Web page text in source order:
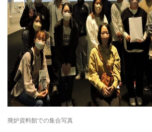
廃炉資料館での集合写真